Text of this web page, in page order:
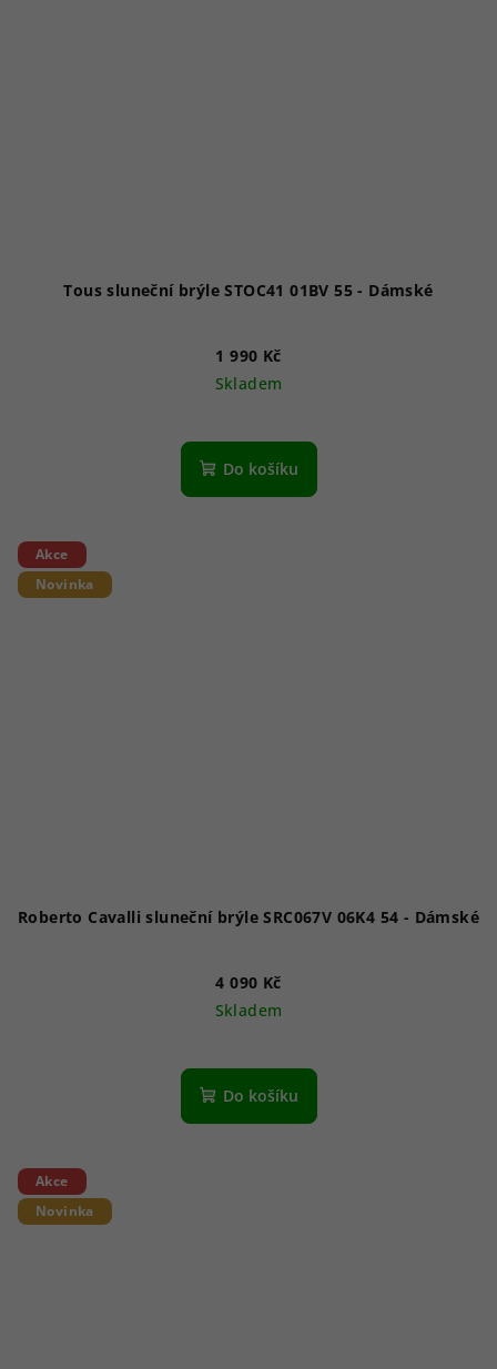
Tous sluneční brýle STOC41 01BV 55 - Dámské
1 990 Kč
Skladem
Do košíku
Akce
Novinka
Roberto Cavalli sluneční brýle SRC067V 06K4 54 - Dámské
4 090 Kč
Skladem
Do košíku
Akce
Novinka